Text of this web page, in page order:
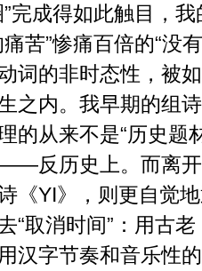
”完成得如此触目，
痛苦”惨痛百倍的“没
的非时态性，被
之内。我早期的组
的从来不是“历史题
反历史上。而离
《YI》，则更自觉
“取消时间”：用古
汉字节奏和音乐性